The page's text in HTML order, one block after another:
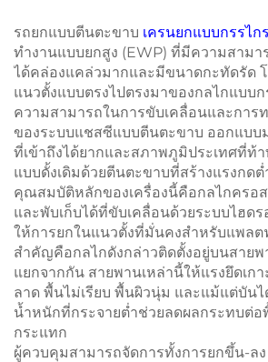
รถยกแบบตีนตะขาบ เครนยกแบบกรรไกร
ทำงานแบบยกสูง (EWP) ที่มีความสามา
ได้คล่องแคล่วมากและมีขนาดกะทัดรัด โ
แนวตั้งแบบตรงไปตรงมาของกลไกแบบก
ความสามารถในการขับเคลื่อนและการ
ของระบบแชสซีแบบตีนตะขาบ ออกแบบ
ที่เข้าถึงได้ยากและสภาพภูมิประเทศที่ท้
แบบดั้งเดิมด้วยตีนตะขาบที่สร้างแรงกด
คุณสมบัติหลักของเครื่องนี้คือกลไกครอส
และพับเก็บได้ที่ขับเคลื่อนด้วยระบบไฮด
ให้การยกในแนวตั้งที่มั่นคงสำหรับแพลต
สำคัญคือกลไกดังกล่าวติดตั้งอยู่บนสายพ
แยกจากกัน สายพานเหล่านี้ให้แรงยึดเก
ลาด พื้นไม่เรียบ พื้นผิวนุ่ม และแม้แต่บัน
น้ำหนักที่กระจายต่ำช่วยลดผลกระทบต่อ
กระแทก
ผู้ควบคุมสามารถจัดการทั้งการยกขึ้น-ล